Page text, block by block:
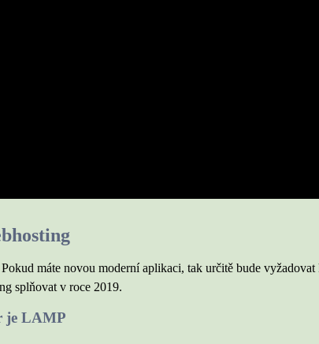
máte novou moderní aplikaci, tak určitě bude
splňovat v roce 2019.
je LAMP